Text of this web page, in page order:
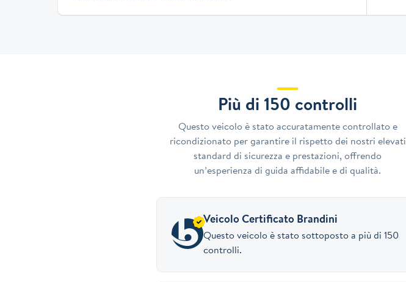
Più di 150 controlli
Questo veicolo è stato accuratamente controllato e
ricondizionato per garantire il rispetto dei nostri elevati
standard di sicurezza e prestazioni, offrendo
un’esperienza di guida affidabile e di qualità.
Veicolo Certificato Brandini
Questo veicolo è stato sottoposto a più di 150
controlli.